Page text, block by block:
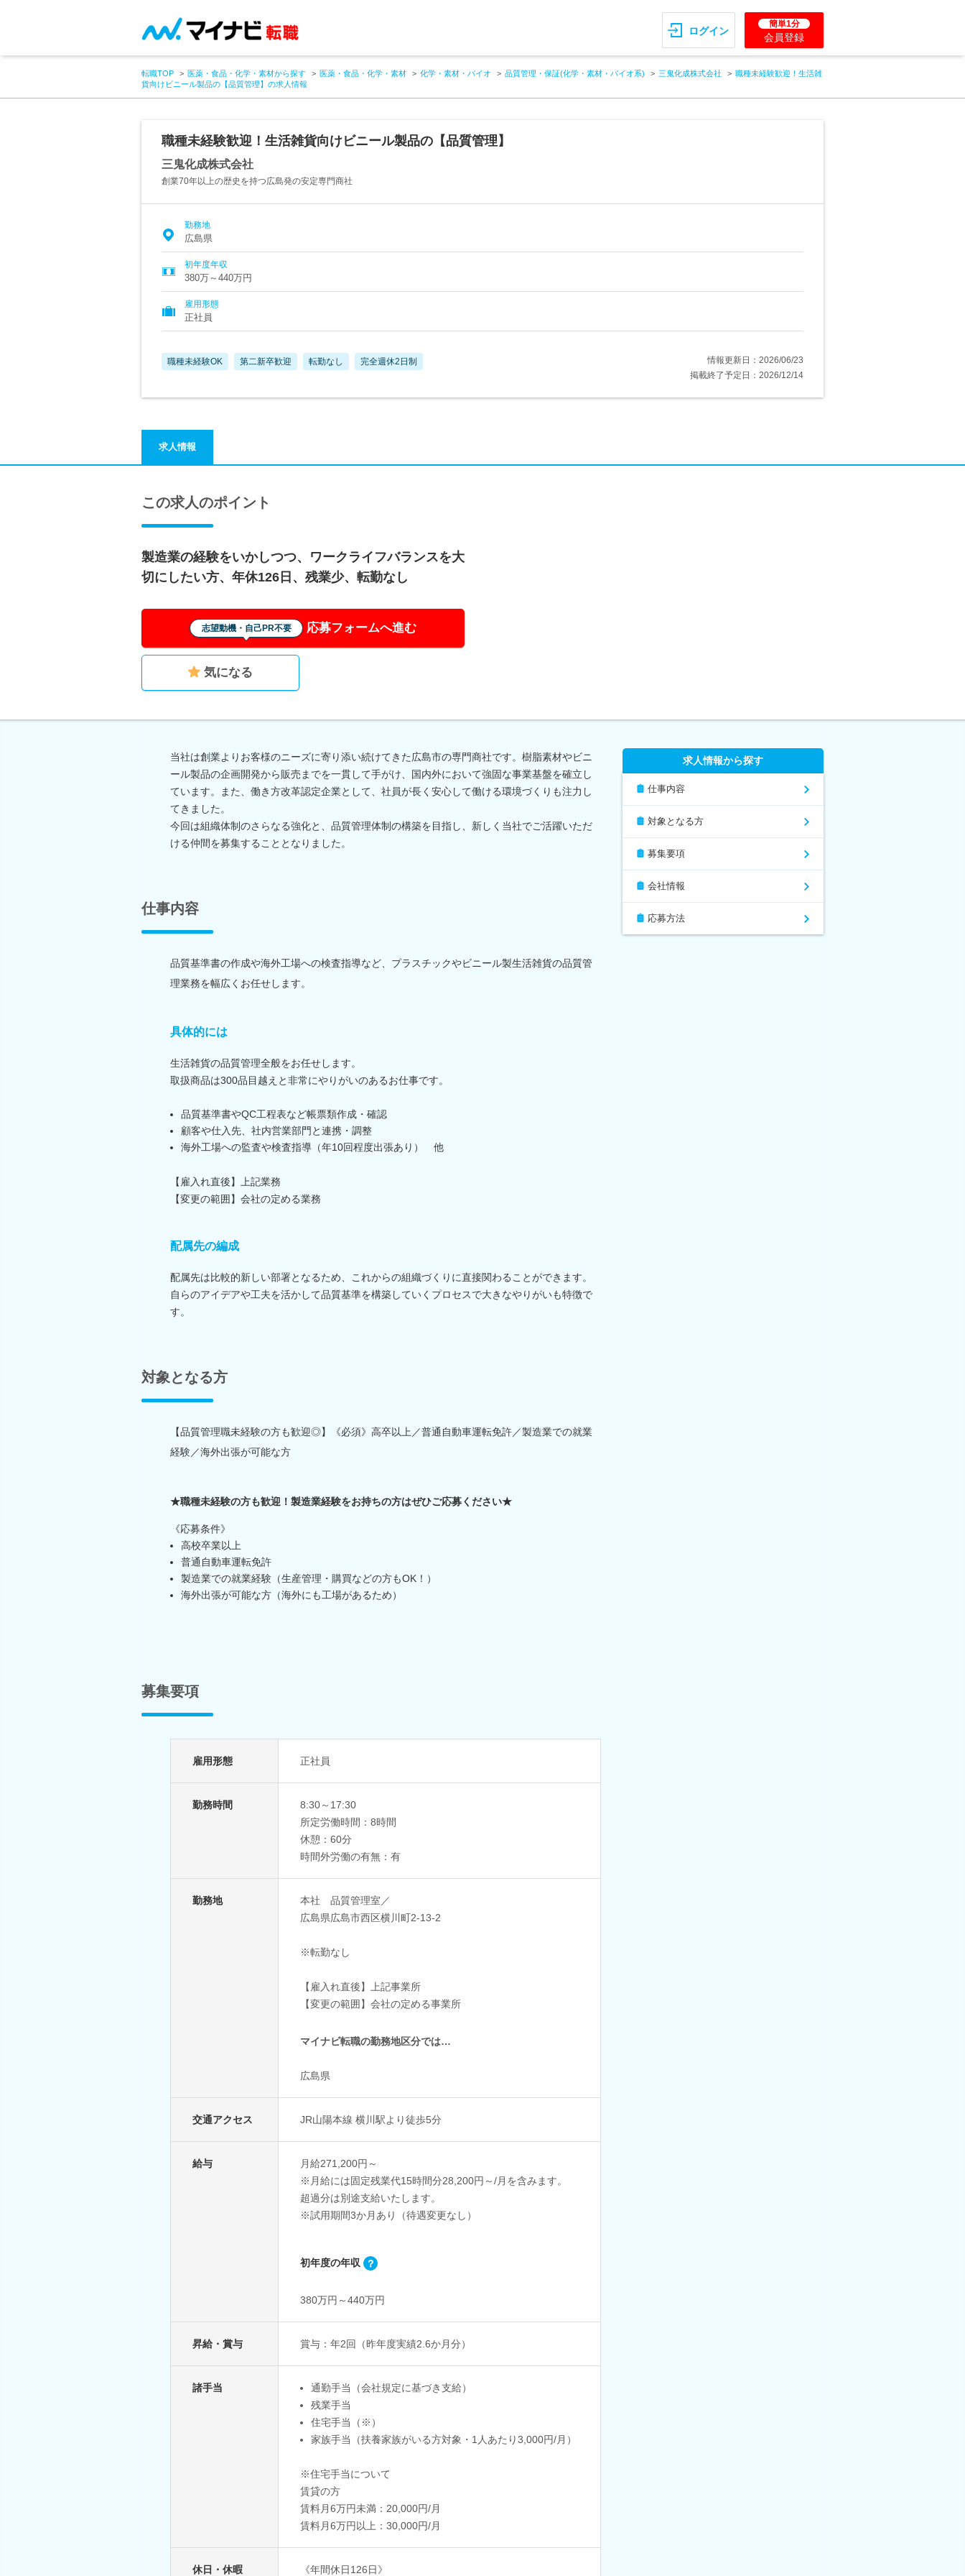
ログイン
簡単1分
会員登録
転職TOP 医薬・食品・化学・素材から探す 医薬・食品・化学・素材 化学・素材・バイオ 品質管理・保証(化学・素材・バイオ系) 三鬼化成株式会社
職種未経験歓迎！生活雑
貨向けビニール製品の【品質管理】の求人情報
職種未経験歓迎！生活雑貨向けビニール製品の【品質管理】
三鬼化成株式会社
創業70年以上の歴史を持つ広島発の安定専門商社
勤務地
広島県
初年度年収
380万～440万円
雇用形態
正社員
職種未経験OK 第二新卒歓迎 転勤なし 完全週休2日制
情報更新日：2026/06/23
掲載終了予定日：2026/12/14
求人情報
この求人のポイント
製造業の経験をいかしつつ、ワークライフバランスを大
切にしたい方、年休126日、残業少、転勤なし
志望動機・自己PR不要 応募フォームへ進む
気になる
当社は創業よりお客様のニーズに寄り添い続けてきた広島市の専門商社です。樹脂素材やビニ
ール製品の企画開発から販売までを一貫して手がけ、国内外において強固な事業基盤を確立し
ています。また、働き方改革認定企業として、社員が長く安心して働ける環境づくりも注力し
てきました。
今回は組織体制のさらなる強化と、品質管理体制の構築を目指し、新しく当社でご活躍いただ
ける仲間を募集することとなりました。
仕事内容
品質基準書の作成や海外工場への検査指導など、プラスチックやビニール製生活雑貨の品質管
理業務を幅広くお任せします。
具体的には
生活雑貨の品質管理全般をお任せします。
取扱商品は300品目越えと非常にやりがいのあるお仕事です。
品質基準書やQC工程表など帳票類作成・確認
顧客や仕入先、社内営業部門と連携・調整
海外工場への監査や検査指導（年10回程度出張あり） 他
【雇入れ直後】上記業務
【変更の範囲】会社の定める業務
配属先の編成
配属先は比較的新しい部署となるため、これからの組織づくりに直接関わることができます。
自らのアイデアや工夫を活かして品質基準を構築していくプロセスで大きなやりがいも特徴で
す。
対象となる方
【品質管理職未経験の方も歓迎◎】《必須》高卒以上／普通自動車運転免許／製造業での就業
経験／海外出張が可能な方
★職種未経験の方も歓迎！製造業経験をお持ちの方はぜひご応募ください★
《応募条件》
高校卒業以上
普通自動車運転免許
製造業での就業経験（生産管理・購買などの方もOK！）
海外出張が可能な方（海外にも工場があるため）
募集要項
雇用形態 正社員
勤務時間
8:30～17:30
所定労働時間：8時間
休憩：60分
時間外労働の有無：有
勤務地
本社 品質管理室／
広島県広島市西区横川町2-13-2
※転勤なし
【雇入れ直後】上記事業所
【変更の範囲】会社の定める事業所
マイナビ転職の勤務地区分では…
広島県
交通アクセス JR山陽本線 横川駅より徒歩5分
給与
月給271,200円～
※月給には固定残業代15時間分28,200円～/月を含みます。
超過分は別途支給いたします。
※試用期間3か月あり（待遇変更なし）
初年度の年収
380万円～440万円
昇給・賞与 賞与：年2回（昨年度実績2.6か月分）
諸手当
通勤手当（会社規定に基づき支給）
残業手当
住宅手当（※）
家族手当（扶養家族がいる方対象・1人あたり3,000円/月）
※住宅手当について
賃貸の方
賃料月6万円未満：20,000円/月
賃料月6万円以上：30,000円/月
休日・休暇 《年間休日126日》
求人情報から探す
仕事内容
対象となる方
募集要項
会社情報
応募方法